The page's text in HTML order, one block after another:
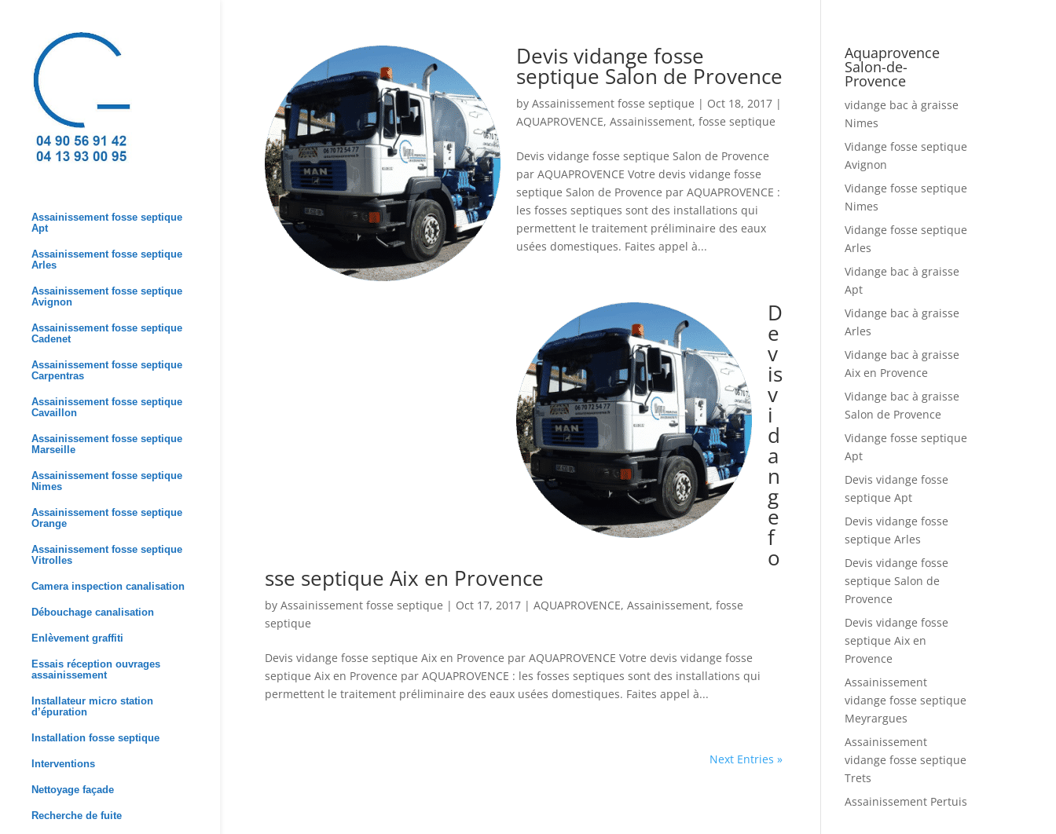
Assainissement fosse septique
Apt
Assainissement fosse septique
Arles
Assainissement fosse septique
Avignon
Assainissement fosse septique
Cadenet
Assainissement fosse septique
Carpentras
Assainissement fosse septique
Cavaillon
Assainissement fosse septique
Marseille
Assainissement fosse septique
Nimes
Assainissement fosse septique
Orange
Assainissement fosse septique
Vitrolles
Camera inspection canalisation
Débouchage canalisation
Enlèvement graffiti
Essais réception ouvrages
assainissement
Installateur micro station
d’épuration
Installation fosse septique
Interventions
Nettoyage façade
Recherche de fuite
Devis vidange fosse
septique Salon de Provence
by Assainissement fosse septique | Oct 18, 2017|
AQUAPROVENCE, Assainissement, fosse septique
Devis vidange fosse septique Salon de Provence
par AQUAPROVENCE Votre devis vidange fosse
septique Salon de Provence par AQUAPROVENCE :
les fosses septiques sont des installations qui
permettent le traitement préliminaire des eaux
usées domestiques. Faites appel à...
D
e
v
is
v
i
d
a
n
g
e
f
o
sse septique Aix en Provence
by Assainissement fosse septique | Oct 17, 2017| AQUAPROVENCE, Assainissement, fosse
septique
Devis vidange fosse septique Aix en Provence par AQUAPROVENCE Votre devis vidange fosse
septique Aix en Provence par AQUAPROVENCE : les fosses septiques sont des installations qui
permettent le traitement préliminaire des eaux usées domestiques. Faites appel à...
Next Entries »
Aquaprovence
Salon-de-
Provence
vidange bac à graisse
Nimes
Vidange fosse septique
Avignon
Vidange fosse septique
Nimes
Vidange fosse septique
Arles
Vidange bac à graisse
Apt
Vidange bac à graisse
Arles
Vidange bac à graisse
Aix en Provence
Vidange bac à graisse
Salon de Provence
Vidange fosse septique
Apt
Devis vidange fosse
septique Apt
Devis vidange fosse
septique Arles
Devis vidange fosse
septique Salon de
Provence
Devis vidange fosse
septique Aix en
Provence
Assainissement
vidange fosse septique
Meyrargues
Assainissement
vidange fosse septique
Trets
Assainissement Pertuis